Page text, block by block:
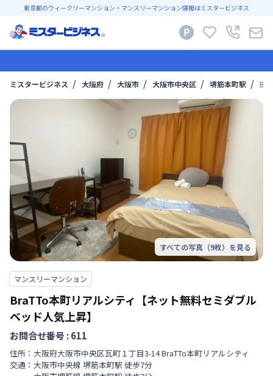
東京都のウィークリーマンション・マンスリーマンション情報はミスタービジネス
ミスタービジネス 大阪府 大阪市 大阪市中央区 堺筋本町駅
すべての写真（9枚）を見る
マンスリーマンション
BraTTo本町リアルシティ【ネット無料セミダブル
ベッド人気上昇】
お問合せ番号 :611
住所： 大阪府大阪市中央区瓦町 １丁目3-14 BraTTo本町リアルシティ
交通： 大阪市中央線 堺筋本町駅 徒歩7分